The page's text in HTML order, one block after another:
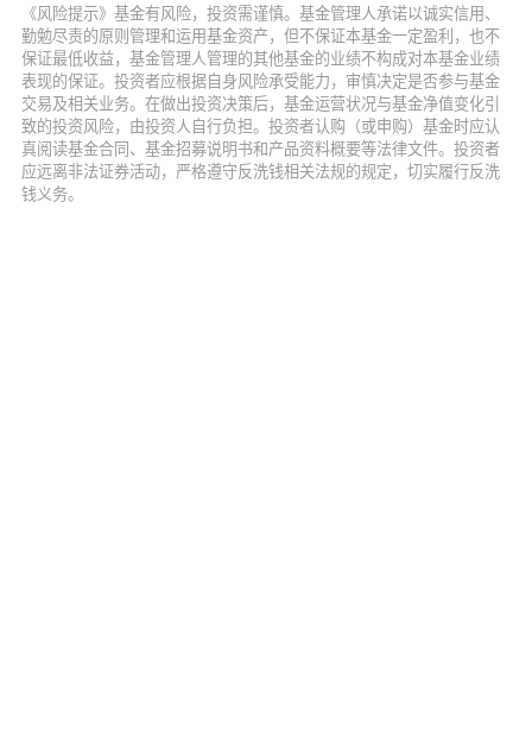
《风险提示》基金有风险，投资需谨慎。基金管理人承诺以诚实信用、
勤勉尽责的原则管理和运用基金资产，但不保证本基金一定盈利，也不
保证最低收益，基金管理人管理的其他基金的业绩不构成对本基金业绩
表现的保证。投资者应根据自身风险承受能力，审慎决定是否参与基金
交易及相关业务。在做出投资决策后，基金运营状况与基金净值变化引
致的投资风险，由投资人自行负担。投资者认购（或申购）基金时应认
真阅读基金合同、基金招募说明书和产品资料概要等法律文件。投资者
应远离非法证券活动，严格遵守反洗钱相关法规的规定，切实履行反洗
钱义务。